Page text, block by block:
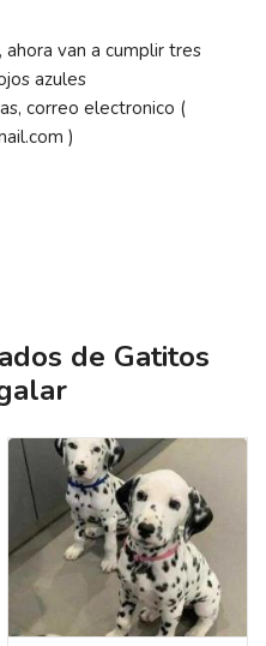
van a cumplir tres
azules
correo electronico (
)
de Gatitos